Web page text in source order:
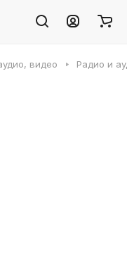
видео Радио и